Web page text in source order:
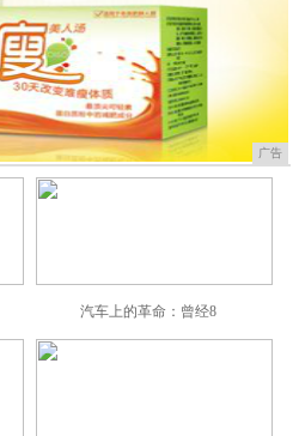
广告
汽车上的革命：曾经8